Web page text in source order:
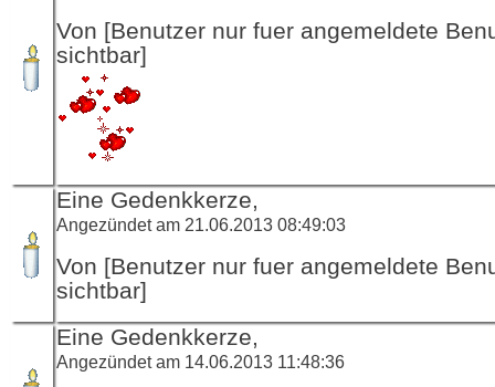
Von [Benutzer nur fuer angemeldete
sichtbar]
Eine Gedenkkerze,
Angezündet am 21.06.2013 08:49:03
Von [Benutzer nur fuer angemeldete
sichtbar]
Eine Gedenkkerze,
Angezündet am 14.06.2013 11:48:36